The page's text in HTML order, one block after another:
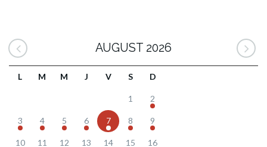
AUGUST 2026
L M M J V S D
1 2
3 4 5 6 7 8 9
10 11 12 13 14 15 16